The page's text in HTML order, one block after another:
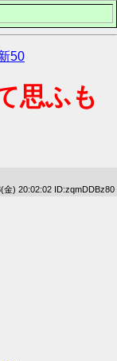
50
思ふも
金) 20:02:02 ID:zqmDDBz80